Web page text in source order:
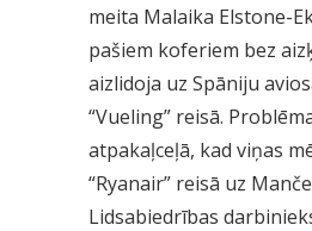
meita Malaika Elstone-
pašiem koferiem bez
aizlidoja uz Spāniju
“Vueling” reisā.
atpakaļceļā, kad viņas
“Ryanair” reisā uz
Lidsabiedrības